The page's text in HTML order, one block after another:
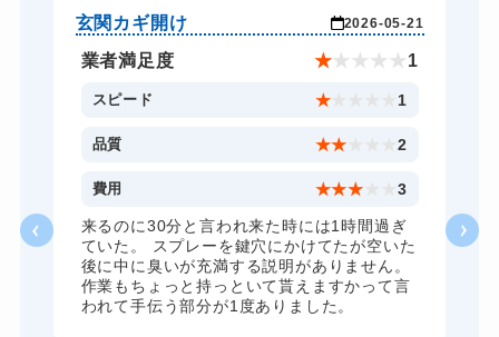
バイクカギ開け 13,200円～(税込)
バイクカギ作成 16,500円～(税込)
スーツケースカギ開け 8,800円～(税込)
スーツケースカギ作成 8,800円～(税込)
11,000円～(税込)
金庫カギ交換 11,000円～(税込)
ロッカーカギ開け 8,800円～(税込)
玄関カギ開け 2026-05-21
業者満足度 ★★ ★ ★ ★ 1
スピード ★ 1
品質 ★★ 2
費用 ★★★ 3
来るのに30分と言われ来た時には1時間過ぎ
ていた。 スプレーを鍵穴にかけてたが空いた
後に中に臭いが充満する説明がありません。
作業もちょっと持っといて貰えますかって言
われて手伝う部分が1度ありました。